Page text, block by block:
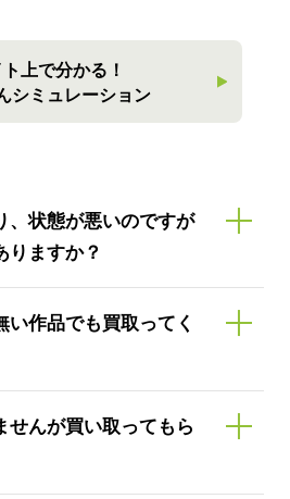
上で分かる！
シミュレーション
、状態が悪いのですが
りますか？
い作品でも買取ってく
せんが買い取ってもら